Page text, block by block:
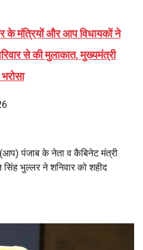
मंत्रियों और आप विधायकों ने
से की मुलाकात, मुख्यमंत्री
पंजाब के नेता व कैबिनेट मंत्री
भुल्लर ने शनिवार को शहीद